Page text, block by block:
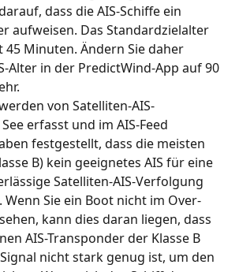
dass die AIS-Schiffe ein
aufweisen. Das Standardzielalter
Minuten. Ändern Sie daher
Alter in der PredictWind-App auf 90
von Satelliten-AIS-
erfasst und im AIS-Feed
festgestellt, dass die meisten
B) kein geeignetes AIS für eine
Satelliten-AIS-Verfolgung
Wenn Sie ein Boot nicht im Over-
kann dies daran liegen, dass
AIS-Transponder der Klasse B
nicht stark genug ist, um den